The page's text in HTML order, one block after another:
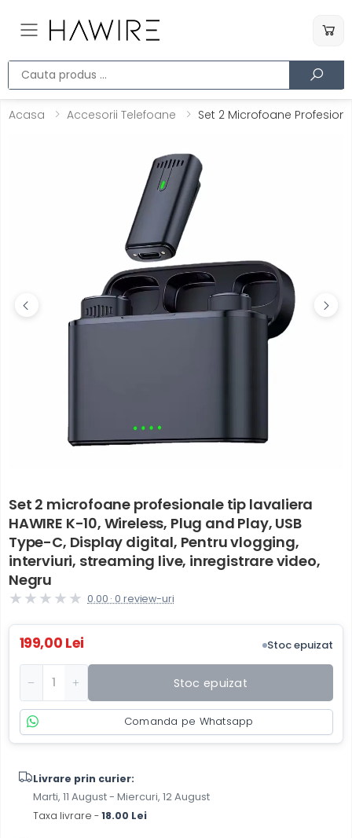
Toggle mobile menu
Cauta produs
Acasa Accesorii Telefoane Set 2 Microfoane
Set 2 microfoane profesionale tip lavaliera
HAWIRE K-10, Wireless, Plug and Play, USB
Type-C, Display digital, Pentru vlogging,
interviuri, streaming live, inregistrare video,
Negru
0.00 · 0 review-uri
199,00 Lei Stoc epuizat
Cantitate
Stoc epuizat
Comanda pe Whatsapp
Livrare prin curier:
Marti, 11 August - Miercuri, 12 August
Taxa livrare -18.00 Lei